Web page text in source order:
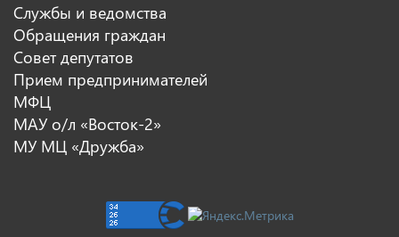
Службы и ведомства
Обращения граждан
Совет депутатов
Прием предпринимателей
МФЦ
МАУ о/л «Восток-2»
МУ МЦ «Дружба»